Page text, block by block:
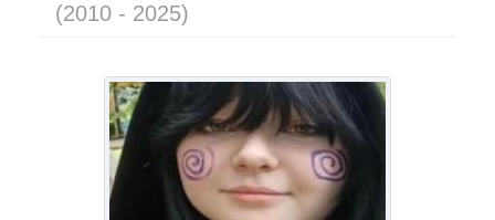
(2010 - 2025)